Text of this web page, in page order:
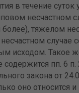
в течение суток
несчастном
более), тяжелом
случае
исходом. Такое
содержится пп. 6 п.
закона от
оно относится